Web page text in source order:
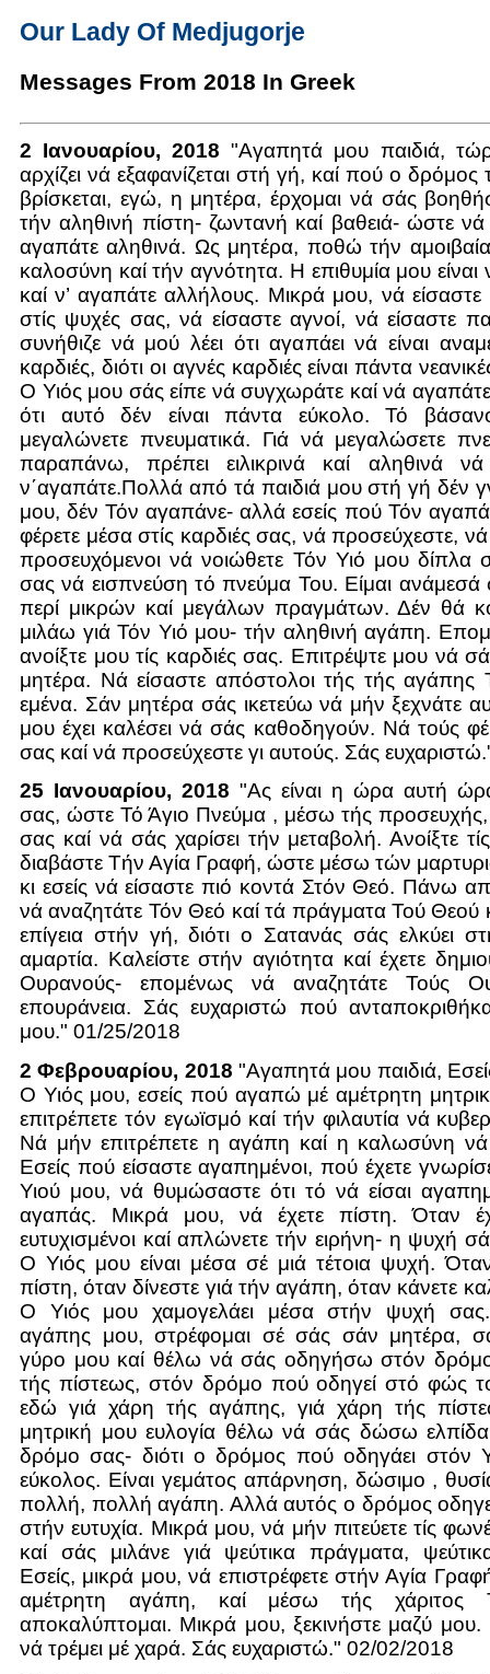
Our Lady Of Medjugorje
Messages From 2018 In Greek
2 Ιανουαρίου, 2018 "Αγαπητά μου παιδιά,
αρχίζει νά εξαφανίζεται στή γή, καί πού ο
βρίσκεται, εγώ, η μητέρα, έρχομαι νά σάς
τήν αληθινή πίστη- ζωντανή καί βαθειά- ώστε
αγαπάτε αληθινά. Ως μητέρα, ποθώ τήν
καλοσύνη καί τήν αγνότητα. Η επιθυμία μου είναι
καί ν’ αγαπάτε αλλήλους. Μικρά μου, νά είσαστε
στίς ψυχές σας, νά είσαστε αγνοί, νά είσαστε
συνήθιζε νά μού λέει ότι αγαπάει νά είναι
καρδιές, διότι οι αγνές καρδιές είναι πάντα
Ο Υιός μου σάς είπε νά συγχωράτε καί νά
ότι αυτό δέν είναι πάντα εύκολο. Τό
μεγαλώνετε πνευματικά. Γιά νά μεγαλώσετε
παραπάνω, πρέπει ειλικρινά καί αληθινά
ν΄αγαπάτε.Πολλά από τά παιδιά μου στή γή δέν
μου, δέν Τόν αγαπάνε- αλλά εσείς πού Τόν
φέρετε μέσα στίς καρδιές σας, νά προσεύχεστε,
προσευχόμενοι νά νοιώθετε Τόν Υιό μου δίπλα
σας νά εισπνεύση τό πνεύμα Του. Είμαι ανάμεσά
περί μικρών καί μεγάλων πραγμάτων. Δέν θά
μιλάω γιά Τόν Υιό μου- τήν αληθινή αγάπη.
ανοίξτε μου τίς καρδιές σας. Επιτρέψτε μου νά
μητέρα. Νά είσαστε απόστολοι τής τής αγάπης
εμένα. Σάν μητέρα σάς ικετεύω νά μήν ξεχνάτε
μου έχει καλέσει νά σάς καθοδηγούν. Νά τούς
σας καί νά προσεύχεστε γι αυτούς. Σάς
25 Ιανουαρίου, 2018 "Ας είναι η ώρα αυτή
σας, ώστε Τό Άγιο Πνεύμα , μέσω τής
σας καί νά σάς χαρίσει τήν μεταβολή. Ανοίξτε
διαβάστε Τήν Αγία Γραφή, ώστε μέσω τών
κι εσείς νά είσαστε πιό κοντά Στόν Θεό. Πάνω
νά αναζητάτε Τόν Θεό καί τά πράγματα Τού Θεού
επίγεια στήν γή, διότι ο Σατανάς σάς ελκύει
αμαρτία. Καλείστε στήν αγιότητα καί έχετε
Ουρανούς- επομένως νά αναζητάτε Τούς
επουράνεια. Σάς ευχαριστώ πού
μου." 01/25/2018
2 Φεβρουαρίου, 2018 "Αγαπητά μου παιδιά,
Ο Υιός μου, εσείς πού αγαπώ μέ αμέτρητη
επιτρέπετε τόν εγωϊσμό καί τήν φιλαυτία νά
Νά μήν επιτρέπετε η αγάπη καί η καλωσύνη νά
Εσείς πού είσαστε αγαπημένοι, πού έχετε
Υιού μου, νά θυμώσαστε ότι τό νά είσαι
αγαπάς. Μικρά μου, νά έχετε πίστη. Όταν
ευτυχισμένοι καί απλώνετε τήν ειρήνη- η ψυχή
Ο Υιός μου είναι μέσα σέ μιά τέτοια ψυχή.
πίστη, όταν δίνεστε γιά τήν αγάπη, όταν κάνετε
Ο Υιός μου χαμογελάει μέσα στήν ψυχή
αγάπης μου, στρέφομαι σέ σάς σάν μητέρα,
γύρο μου καί θέλω νά σάς οδηγήσω στόν
τής πίστεως, στόν δρόμο πού οδηγεί στό φώς
εδώ γιά χάρη τής αγάπης, γιά χάρη τής
μητρική μου ευλογία θέλω νά σάς δώσω
δρόμο σας- διότι ο δρόμος πού οδηγάει στόν
εύκολος. Είναι γεμάτος απάρνηση, δώσιμο ,
πολλή, πολλή αγάπη. Αλλά αυτός ο δρόμος
στήν ευτυχία. Μικρά μου, νά μήν πιτεύετε τίς
καί σάς μιλάνε γιά ψεύτικα πράγματα,
Εσείς, μικρά μου, νά επιστρέφετε στήν Αγία
αμέτρητη αγάπη, καί μέσω τής
αποκαλύπτομαι. Μικρά μου, ξεκινήστε μαζύ
νά τρέμει μέ χαρά. Σάς ευχαριστώ." 02/02/2018